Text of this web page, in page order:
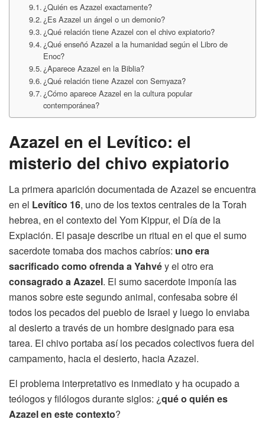
¿Quién es Azazel exactamente?
¿Es Azazel un ángel o un demonio?
¿Qué relación tiene Azazel con el chivo expiatorio?
¿Qué enseñó Azazel a la humanidad según el Libro de
Enoc?
¿Aparece Azazel en la Biblia?
¿Qué relación tiene Azazel con Semyaza?
¿Cómo aparece Azazel en la cultura popular
contemporánea?
Azazel en el Levítico: el
misterio del chivo expiatorio
La primera aparición documentada de Azazel se encuentra
en el Levítico 16, uno de los textos centrales de la Torah
hebrea, en el contexto del Yom Kippur, el Día de la
Expiación. El pasaje describe un ritual en el que el sumo
sacerdote tomaba dos machos cabríos: uno era
sacrificado como ofrenda a Yahvéy el otro era
consagrado a Azazel. El sumo sacerdote imponía las
manos sobre este segundo animal, confesaba sobre él
todos los pecados del pueblo de Israel y luego lo enviaba
al desierto a través de un hombre designado para esa
tarea. El chivo portaba así los pecados colectivos fuera del
campamento, hacia el desierto, hacia Azazel.
El problema interpretativo es inmediato y ha ocupado a
teólogos y filólogos durante siglos: ¿qué o quién es
Azazel en este contexto?